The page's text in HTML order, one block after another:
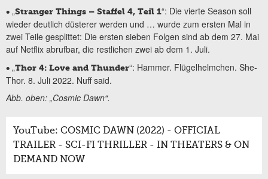
• „Stranger Things – Staffel 4, Teil 1“: Die vierte Season soll
wieder deutlich düsterer werden und … wurde zum ersten Mal in
zwei Teile gesplittet: Die ersten sieben Folgen sind ab dem 27. Mai
auf Netflix abrufbar, die restlichen zwei ab dem 1. Juli.
• „Thor 4: Love and Thunder“: Hammer. Flügelhelmchen. She-
Thor. 8. Juli 2022. Nuff said.
Abb. oben: „Cosmic Dawn“.
YouTube: COSMIC DAWN (2022) - OFFICIAL
TRAILER - SCI-FI THRILLER - IN THEATERS & ON
DEMAND NOW